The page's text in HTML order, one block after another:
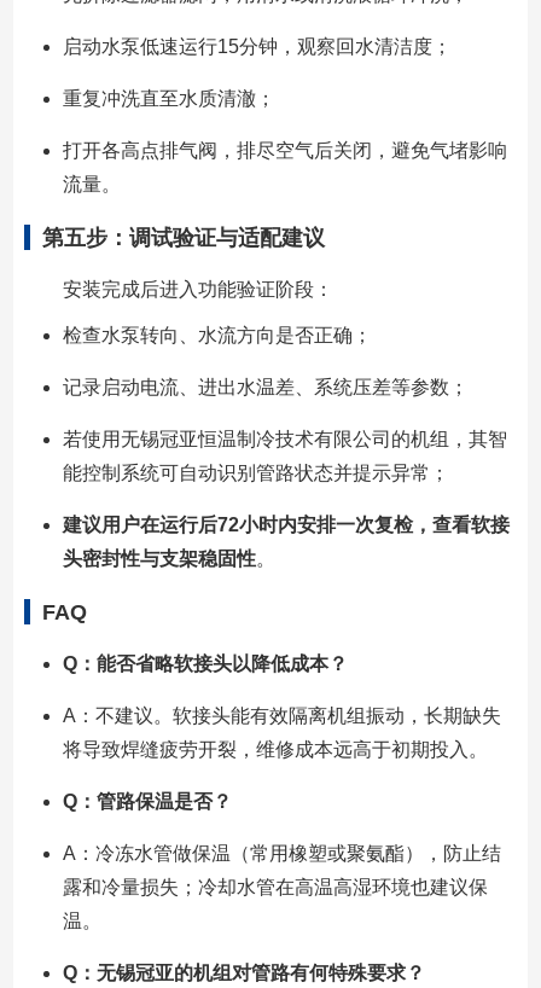
启动水泵低速运行15分钟，观察回水清洁度；
重复冲洗直至水质清澈；
打开各高点排气阀，排尽空气后关闭，避免气堵影响
流量。
第五步：调试验证与适配建议
安装完成后进入功能验证阶段：
检查水泵转向、水流方向是否正确；
记录启动电流、进出水温差、系统压差等参数；
若使用无锡冠亚恒温制冷技术有限公司的机组，其智
能控制系统可自动识别管路状态并提示异常；
建议用户在运行后72小时内安排一次复检，查看软接
头密封性与支架稳固性。
FAQ
Q：能否省略软接头以降低成本？
A：不建议。软接头能有效隔离机组振动，长期缺失
将导致焊缝疲劳开裂，维修成本远高于初期投入。
Q：管路保温是否？
A：冷冻水管做保温（常用橡塑或聚氨酯），防止结
露和冷量损失；冷却水管在高温高湿环境也建议保
温。
Q：无锡冠亚的机组对管路有何特殊要求？